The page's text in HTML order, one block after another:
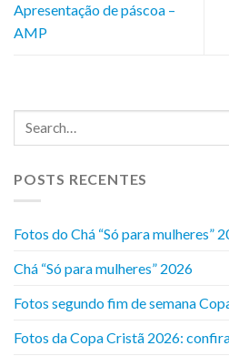
Apresentação de páscoa –
AMP
POSTS RECENTES
Fotos do Chá “Só para mulheres”
Chá “Só para mulheres” 2026
Fotos segundo fim de semana
Fotos da Copa Cristã 2026: